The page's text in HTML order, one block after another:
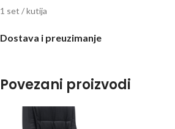
1 set / kutija
Dostava i preuzimanje
Povezani proizvodi